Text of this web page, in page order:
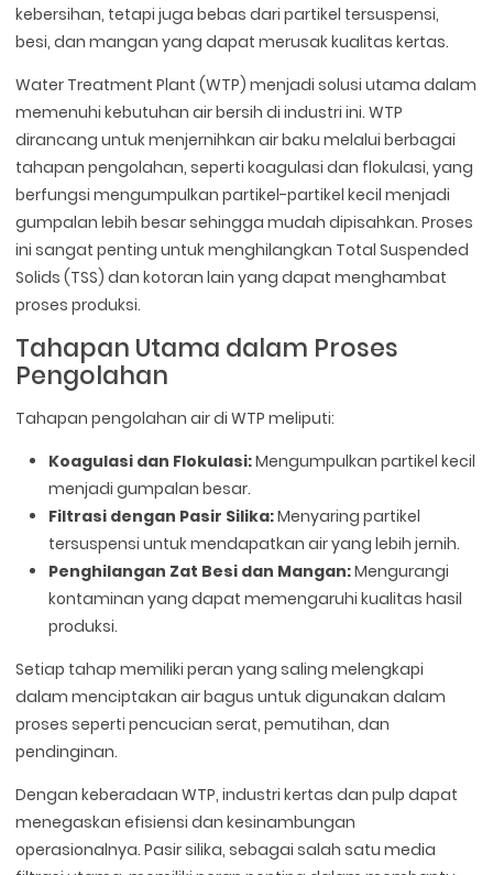
kebersihan, tetapi juga bebas dari partikel tersuspensi,
besi, dan mangan yang dapat merusak kualitas kertas.
Water Treatment Plant (WTP) menjadi solusi utama dalam
memenuhi kebutuhan air bersih di industri ini. WTP
dirancang untuk menjernihkan air baku melalui berbagai
tahapan pengolahan, seperti koagulasi dan flokulasi, yang
berfungsi mengumpulkan partikel-partikel kecil menjadi
gumpalan lebih besar sehingga mudah dipisahkan. Proses
ini sangat penting untuk menghilangkan Total Suspended
Solids (TSS) dan kotoran lain yang dapat menghambat
proses produksi.
Tahapan Utama dalam Proses
Pengolahan
Tahapan pengolahan air di WTP meliputi:
Koagulasi dan Flokulasi:Mengumpulkan partikel kecil
menjadi gumpalan besar.
Filtrasi dengan Pasir Silika:Menyaring partikel
tersuspensi untuk mendapatkan air yang lebih jernih.
Penghilangan Zat Besi dan Mangan:Mengurangi
kontaminan yang dapat memengaruhi kualitas hasil
produksi.
Setiap tahap memiliki peran yang saling melengkapi
dalam menciptakan air bagus untuk digunakan dalam
proses seperti pencucian serat, pemutihan, dan
pendinginan.
Dengan keberadaan WTP, industri kertas dan pulp dapat
menegaskan efisiensi dan kesinambungan
operasionalnya. Pasir silika, sebagai salah satu media